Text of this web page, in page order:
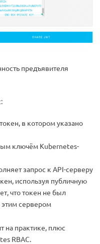
предъявителя
в котором указано
ключём Kubernetes-
запрос к API-серверу
используя публичную
что токен не был
сервером
на практике, плюс
RBAC.